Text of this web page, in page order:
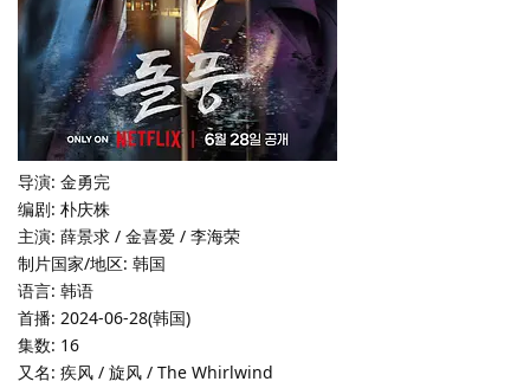
导演: 金勇完
编剧: 朴庆株
主演: 薛景求 / 金喜爱 / 李海荣
制片国家/地区: 韩国
语言: 韩语
首播: 2024-06-28(韩国)
集数: 16
又名: 疾风 / 旋风 / The Whirlwind